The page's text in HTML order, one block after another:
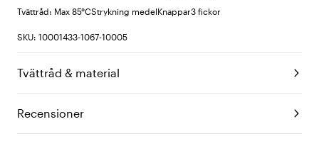
Tvättråd: Max 85°CStrykning medelKnappar3 fickor
SKU: 10001433-1067-10005
Tvättråd & material
Recensioner